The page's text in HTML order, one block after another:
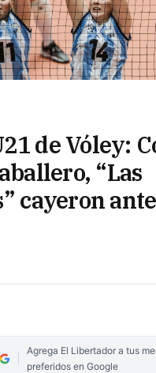
de Vóley:
“Las
cayeron ante
Agrega El Libertador a tus
preferidos en Google